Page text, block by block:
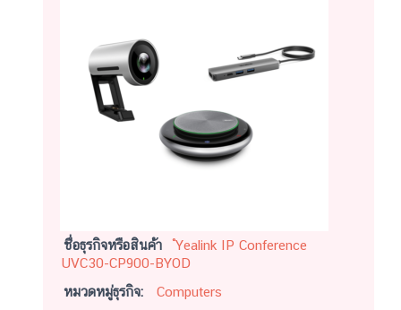
ชื่อธุรกิจหรือสินค้า
ํYealink IP Conference
UVC30-CP900-BYOD
หมวดหมู่ธุรกิจ:
Computers